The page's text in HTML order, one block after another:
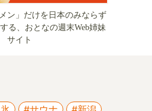
ン」だけを日本のみならず
る、おとなの週末Web姉妹
サイト